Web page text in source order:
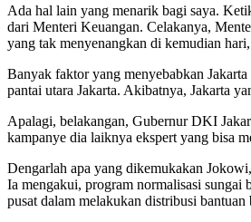
Ada hal lain yang menarik bagi saya.
dari Menteri Keuangan. Celakanya,
yang tak menyenangkan di kemudian
Banyak faktor yang menyebabkan
pantai utara Jakarta. Akibatnya, Jakarta
Apalagi, belakangan, Gubernur DKI
kampanye dia laiknya ekspert yang bisa
Dengarlah apa yang dikemukakan
Ia mengakui, program normalisasi
pusat dalam melakukan distribusi